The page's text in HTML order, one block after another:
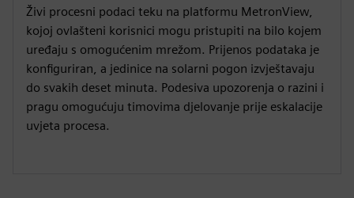
Živi procesni podaci teku na platformu MetronView,
kojoj ovlašteni korisnici mogu pristupiti na bilo kojem
uređaju s omogućenim mrežom. Prijenos podataka je
konfiguriran, a jedinice na solarni pogon izvještavaju
do svakih deset minuta. Podesiva upozorenja o razini i
pragu omogućuju timovima djelovanje prije eskalacije
uvjeta procesa.